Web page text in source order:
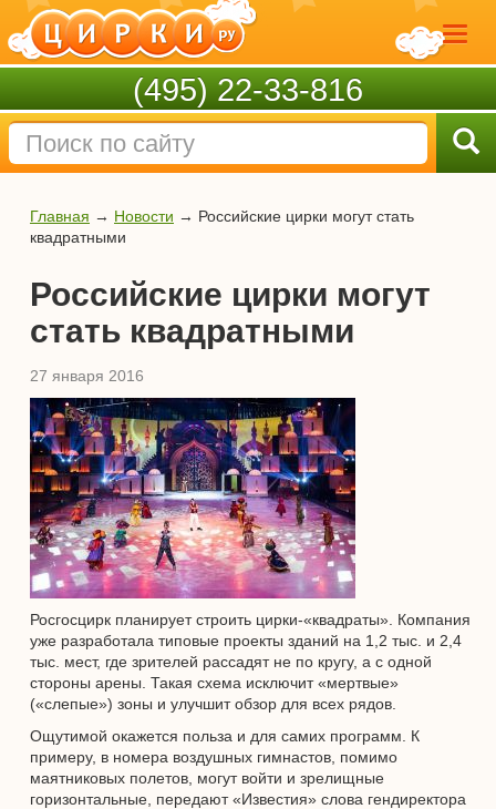
(495) 22-33-816
Главная → Новости → Российские цирки могут стать
квадратными
Российские цирки могут
стать квадратными
27 января 2016
Росгосцирк планирует строить цирки-«квадраты». Компания
уже разработала типовые проекты зданий на 1,2 тыс. и 2,4
тыс. мест, где зрителей рассадят не по кругу, а с одной
стороны арены. Такая схема исключит «мертвые»
(«слепые») зоны и улучшит обзор для всех рядов.
Ощутимой окажется польза и для самих программ. К
примеру, в номера воздушных гимнастов, помимо
маятниковых полетов, могут войти и зрелищные
горизонтальные, передают «Известия» слова гендиректора